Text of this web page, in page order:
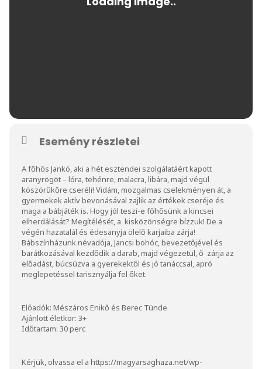
Esemény részletei
A főhős Jankó, aki a hét esztendei szolgálatáért kapott
aranyrögöt – lóra, tehénre, malacra, libára, majd végül
köszörűkőre cseréli! Vidám, mozgalmas cselekményen át, a
gyermekek aktív bevonásával zajlik az értékek cseréje és
maga a bábjáték is. Hogy jól teszi-e főhősünk a kincsei
elherdálását? Megítélését, a kisközönségre bízzuk! De a
végén hazatalál és édesanyja ölelő karjaiba zárja!
Bábszínházunk névadója, Jancsi bohóc, bevezetőjével és
barátkozásával kezdődik a darab, majd végezetül, ő zárja az
előadást, búcsúzva a gyerekektől és jó tanáccsal, apró
meglepetéssel tarisznyálja fel őket.
Előadók: Mészáros Enikő és Berec Tünde
Ajánlott életkor: 3+
Időtartam: 30 perc
Kérjük, olvassa el a https://magyarsaghaza.net/wp-